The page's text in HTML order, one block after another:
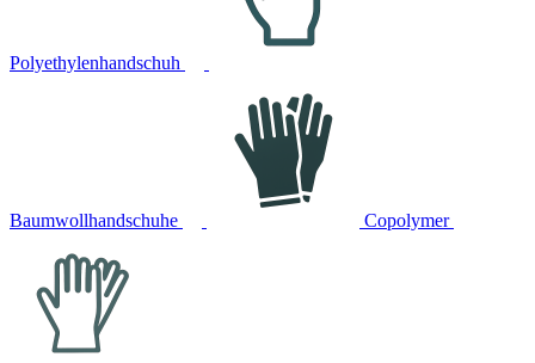
Polyethylenhandschuh
Baumwollhandschuhe Copolymer